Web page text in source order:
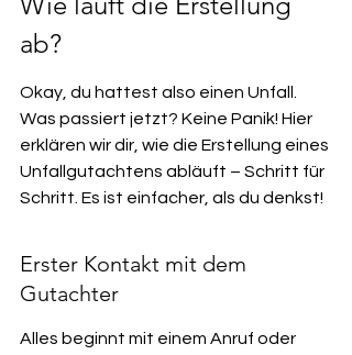
ab?
Okay, du hattest also einen Unfall.
Was passiert jetzt? Keine Panik! Hier
erklären wir dir, wie die Erstellung eines
Unfallgutachtens abläuft – Schritt für
Schritt. Es ist einfacher, als du denkst!
Erster Kontakt mit dem
Gutachter
Alles beginnt mit einem Anruf oder